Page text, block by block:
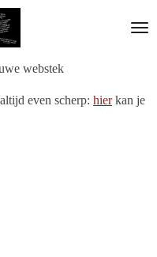
webstek
even scherp: hierkan je